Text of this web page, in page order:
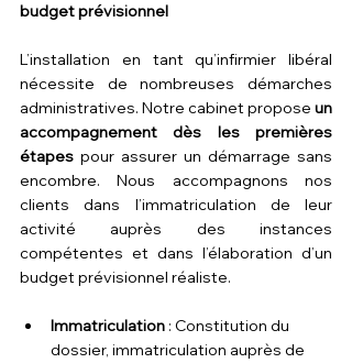
budget prévisionnel
L’installation en tant qu’infirmier libéral
nécessite de nombreuses démarches
administratives. Notre cabinet propose un
accompagnement dès les premières
étapes pour assurer un démarrage sans
encombre. Nous accompagnons nos
clients dans l’immatriculation de leur
activité auprès des instances
compétentes et dans l’élaboration d’un
budget prévisionnel réaliste.
Immatriculation : Constitution du
dossier, immatriculation auprès de